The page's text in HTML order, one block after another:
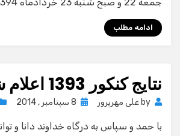
ادامه مطلب
نتایج کنکور 1393 اعلام شد
by علی مهرپرور
Posted
8 سپتامبر , 2014
با حمد و سپاس به درگاه خداوند دانا و